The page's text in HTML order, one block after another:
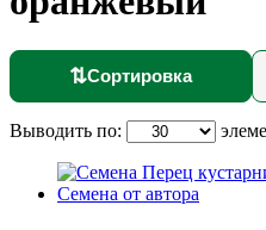
⇅Сортировка
Выводить по: